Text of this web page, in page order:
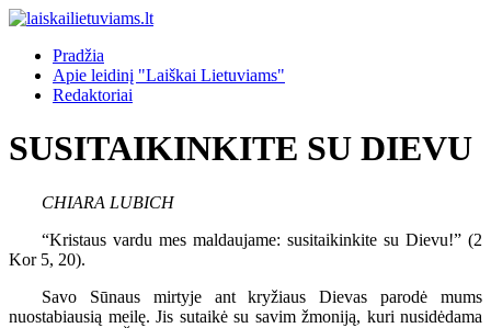
Pradžia
Apie leidinį "Laiškai Lietuviams"
Redaktoriai
SUSITAIKINKITE SU DIEVU
CHIARA LUBICH
“Kristaus vardu mes maldaujame: susitaikinkite su Dievu!” (2
Kor 5, 20).
Savo Sūnaus mirtyje ant kryžiaus Dievas parodė mums
nuostabiausią meilę. Jis sutaikė su savim žmoniją, kuri nusidėdama